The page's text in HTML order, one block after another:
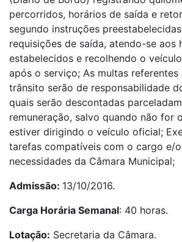
percorridos, horários de saída e
segundo instruções
requisições de saída, atendo-se aos
estabelecidos e recolhendo o
após o serviço; As multas
trânsito serão de responsabilidade
quais serão descontadas
remuneração, salvo quando não for
estiver dirigindo o veículo oficial;
tarefas compatíveis com o cargo e/
necessidades da Câmara Municipal;
Admissão: 13/10/2016.
Carga Horária Semanal: 40 horas.
Lotação: Secretaria da Câmara.